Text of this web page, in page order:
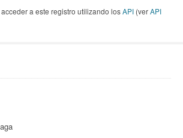
a este registro utilizando losAPI (verAPI